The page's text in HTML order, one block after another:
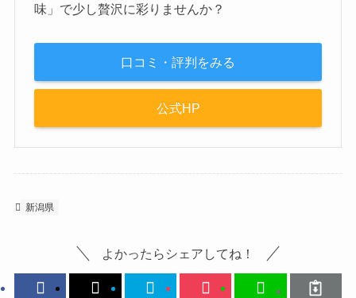
味」で少し贅沢に彩りませんか？
口コミ・評判をみる
公式HP
新潟県
よかったらシェアしてね！